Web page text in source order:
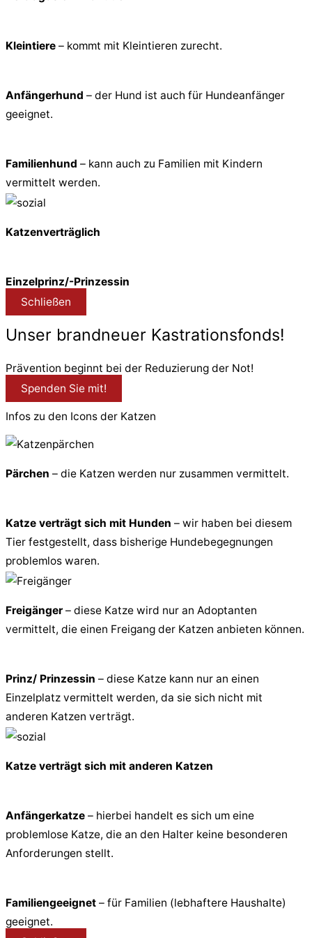
Kleintiere – kommt mit Kleintieren zurecht.
Anfängerhund – der Hund ist auch für Hundeanfänger
geeignet.
Familienhund – kann auch zu Familien mit Kindern
vermittelt werden.
Katzenverträglich
Einzelprinz/-Prinzessin
Schließen
Unser brandneuer Kastrationsfonds!
Prävention beginnt bei der Reduzierung der Not!
Spenden Sie mit!
Infos zu den Icons der Katzen
Pärchen – die Katzen werden nur zusammen vermittelt.
Katze verträgt sich mit Hunden – wir haben bei diesem
Tier festgestellt, dass bisherige Hundebegegnungen
problemlos waren.
Freigänger – diese Katze wird nur an Adoptanten
vermittelt, die einen Freigang der Katzen anbieten können.
Prinz/ Prinzessin – diese Katze kann nur an einen
Einzelplatz vermittelt werden, da sie sich nicht mit
anderen Katzen verträgt.
Katze verträgt sich mit anderen Katzen
Anfängerkatze – hierbei handelt es sich um eine
problemlose Katze, die an den Halter keine besonderen
Anforderungen stellt.
Familiengeeignet – für Familien (lebhaftere Haushalte)
geeignet.